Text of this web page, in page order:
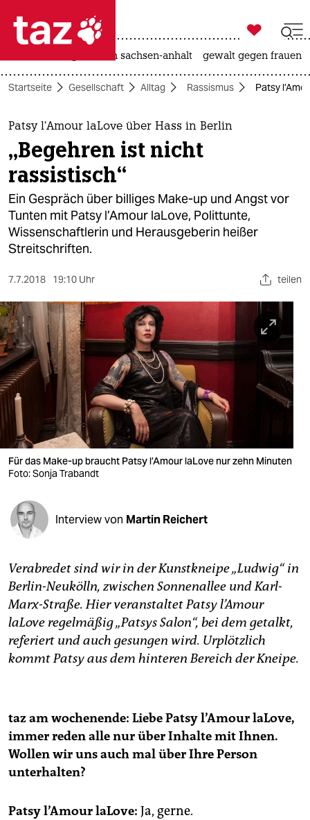
 taz zahl ich
taz zahl ich
themen
politik
öko
gesellschaft
kultur
sport
berlin
nord
wahrheit
verlag
verlag
veranstaltungen
fragen & hilfe
unterstützen
abo
genossenschaft
epaper login

taz zahl ich
landtagswahl in sachsen-anhalt gewalt gegen frauen
Startseite Gesellschaft Alltag Rassismus Patsy
Patsy l’Amour laLove über Hass in Berlin
„Begehren ist nicht
rassistisch“
Ein Gespräch über billiges Make-up und Angst vor
Tunten mit Patsy l’Amour laLove, Polittunte,
Wissenschaftlerin und Herausgeberin heißer
Streitschriften.
7.7.2018 19:10 Uhr teilen
Für das Make-up braucht Patsy l’Amour laLove nur zehn Minuten
Foto: Sonja Trabandt
Interview von Martin Reichert
Verabredet sind wir in der Kunstkneipe „Ludwig“ in
Berlin-Neukölln, zwischen Sonnenallee und Karl-
Marx-Straße. Hier veranstaltet Patsy l’Amour
laLove regelmäßig „Patsys Salon“, bei dem getalkt,
referiert und auch gesungen wird. Urplötzlich
kommt Patsy aus dem hinteren Bereich der Kneipe.
taz am wochenende: Liebe Patsy l’Amour laLove,
immer reden alle nur über Inhalte mit Ihnen.
Wollen wir uns auch mal über Ihre Person
unterhalten?
Patsy l’Amour laLove: Ja, gerne.